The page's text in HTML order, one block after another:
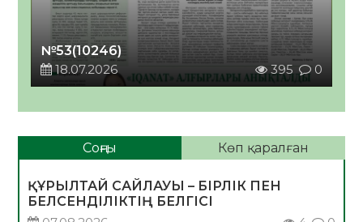
№53(10246)
18.07.2026
395 0
Соңғы Көп қаралған
ҚҰРЫЛТАЙ САЙЛАУЫ – БІРЛІК ПЕН
БЕЛСЕНДІЛІКТІҢ БЕЛГІСІ